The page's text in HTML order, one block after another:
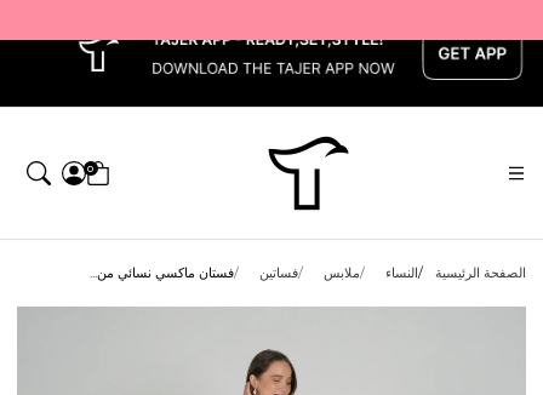
0
الصفحة الرئيسية النساء ملابس فساتين فستان ماكسي نسائي من...